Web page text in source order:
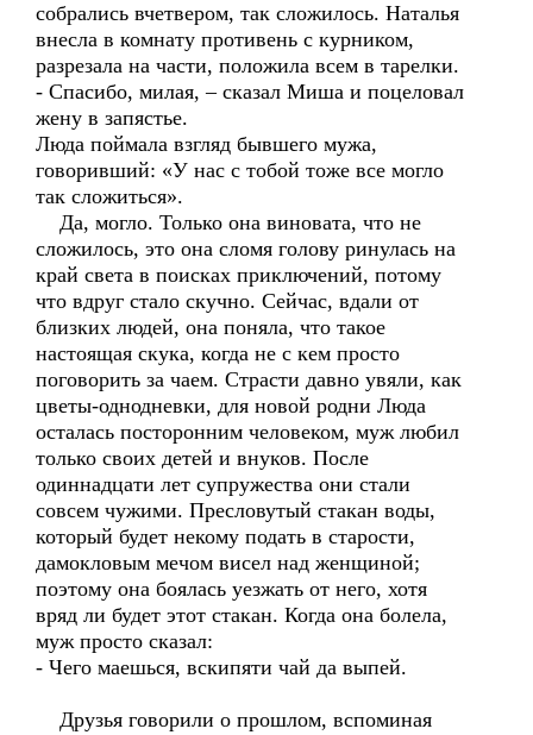
собрались вчетвером, так сложилось. Наталья
внесла в комнату противень с курником,
разрезала на части, положила всем в тарелки.
- Спасибо, милая, – сказал Миша и поцеловал
жену в запястье.
Люда поймала взгляд бывшего мужа,
говоривший: «У нас с тобой тоже все могло
так сложиться».
Да, могло. Только она виновата, что не
сложилось, это она сломя голову ринулась на
край света в поисках приключений, потому
что вдруг стало скучно. Сейчас, вдали от
близких людей, она поняла, что такое
настоящая скука, когда не с кем просто
поговорить за чаем. Страсти давно увяли, как
цветы-однодневки, для новой родни Люда
осталась посторонним человеком, муж любил
только своих детей и внуков. После
одиннадцати лет супружества они стали
совсем чужими. Пресловутый стакан воды,
который будет некому подать в старости,
дамокловым мечом висел над женщиной;
поэтому она боялась уезжать от него, хотя
вряд ли будет этот стакан. Когда она болела,
муж просто сказал:
- Чего маешься, вскипяти чай да выпей.
Друзья говорили о прошлом, вспоминая